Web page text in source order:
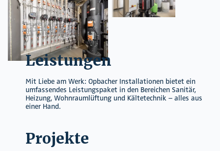
Leistungen
Mit Liebe am Werk: Opbacher Installationen bietet ein
umfassendes Leistungspaket in den Bereichen Sanitär,
Heizung, Wohnraumlüftung und Kältetechnik – alles aus
einer Hand.
Projekte